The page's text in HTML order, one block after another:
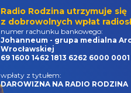
Radio Rodzina utrzymuje się
z dobrowolnych wpłat
numer rachunku bankowego:
Johanneum - grupa medialna
Wrocławskiej
69 1600 1462 1813 6262 6000 0001
wpłaty z tytułem:
DAROWIZNA NA RADIO RODZINA